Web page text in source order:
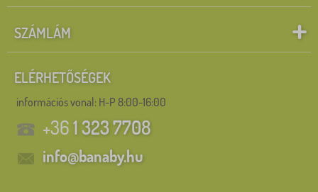
SZÁMLÁM
ELÉRHETŐSÉGEK
információs vonal: H-P 8:00-16:00
+361 323 7708
info@banaby.hu